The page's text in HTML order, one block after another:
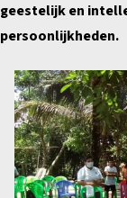
geestelijk en
persoonlijkheden.